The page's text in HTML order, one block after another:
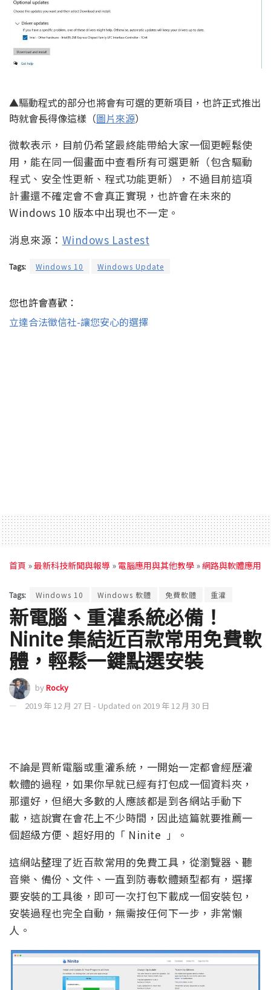
▲驅動程式的部分也將會有可選的更新項目，也許正式推出
時就會長得像這樣（圖片來源）
微軟表示，目前仍希望最終能帶給大家一個更輕鬆使
用，能在同一個畫面中查看所有可選更新（包含驅動
程式、安全性更新、程式功能更新），不過目前這項
計畫還不確定會不會真正實現，也許會在未來的
Windows 10 版本中出現也不一定。
消息來源： Windows Lastest
Tags: Windows 10 Windows Update
您也許會喜歡：
立達合法徵信社-讓您安心的選擇
首頁 »最新科技新聞與報導 » 電腦應用與其他教學 »網路與軟體應用
Tags: Windows 10 Windows 軟體 免費軟體 重灌
新電腦、重灌系統必備！
Ninite 集結近百款常用免費軟
體，輕鬆一鍵點選安裝
byRocky
2019 年 12 月 27 日 - Updated on 2019 年 12 月 30 日
不論是買新電腦或重灌系統，一開始一定都會經歷灌
軟體的過程，如果你早就已經有打包成一個資料夾，
那還好，但絕大多數的人應該都是到各網站手動下
載，這說實在會花上不少時間，因此這篇就要推薦一
個超級方便、超好用的「 Ninite 」。
這網站整理了近百款常用的免費工具，從瀏覽器、聽
音樂、備份、文件、一直到防毒軟體類型都有，選擇
要安裝的工具後，即可一次打包下載成一個安裝包，
安裝過程也完全自動，無需按任何下一步，非常懶
人。